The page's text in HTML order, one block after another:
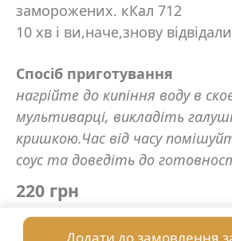
заморожених. кКал 712
10 хв і ви,наче,знову
Спосіб приготування
нагрійте до кипіння воду в
мультиварці, викладіть
кришкою.Час від часу
соус та доведіть до
220 грн